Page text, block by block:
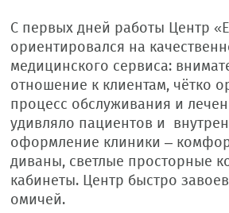
С первых дней работы Центр
ориентировался на
медицинского сервиса:
отношение к клиентам, чётко
процесс обслуживания и
удивляло пациентов и
оформление клиники –
диваны, светлые просторные
кабинеты. Центр быстро
омичей.